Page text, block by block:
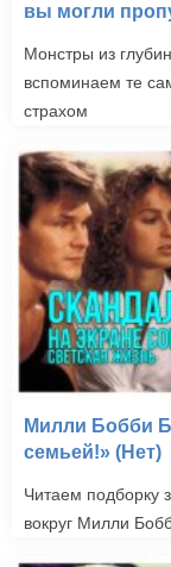
вы могли
Монстры из
вспоминаем те
страхом
Милли Бобби
семьей!» (Нет)
Читаем подборку
вокруг Милли